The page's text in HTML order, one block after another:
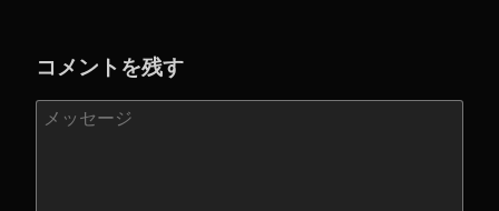
コメントを残す